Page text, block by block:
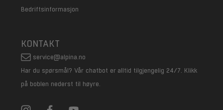
Bedriftsinformasjon
KONTAKT
service@alpina.no
Har du spørsmål? Vår chatbot er alltid tilgjengelig 24/7. Klikk
på boblen nederst til høyre.